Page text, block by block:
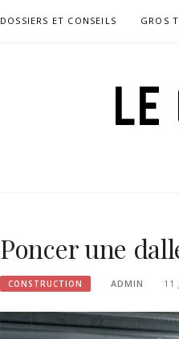
DOSSIERS ET CONSEILS GROS
LE
Poncer une
CONSTRUCTION ADMIN 11